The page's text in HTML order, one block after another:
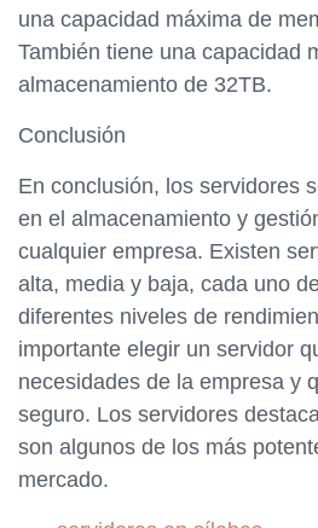
una capacidad máxima de
También tiene una capacidad
almacenamiento de 32TB.
Conclusión
En conclusión, los servidores
en el almacenamiento y
cualquier empresa. Existen
alta, media y baja, cada uno
diferentes niveles de
importante elegir un servidor
necesidades de la empresa y
seguro. Los servidores
son algunos de los más
mercado.